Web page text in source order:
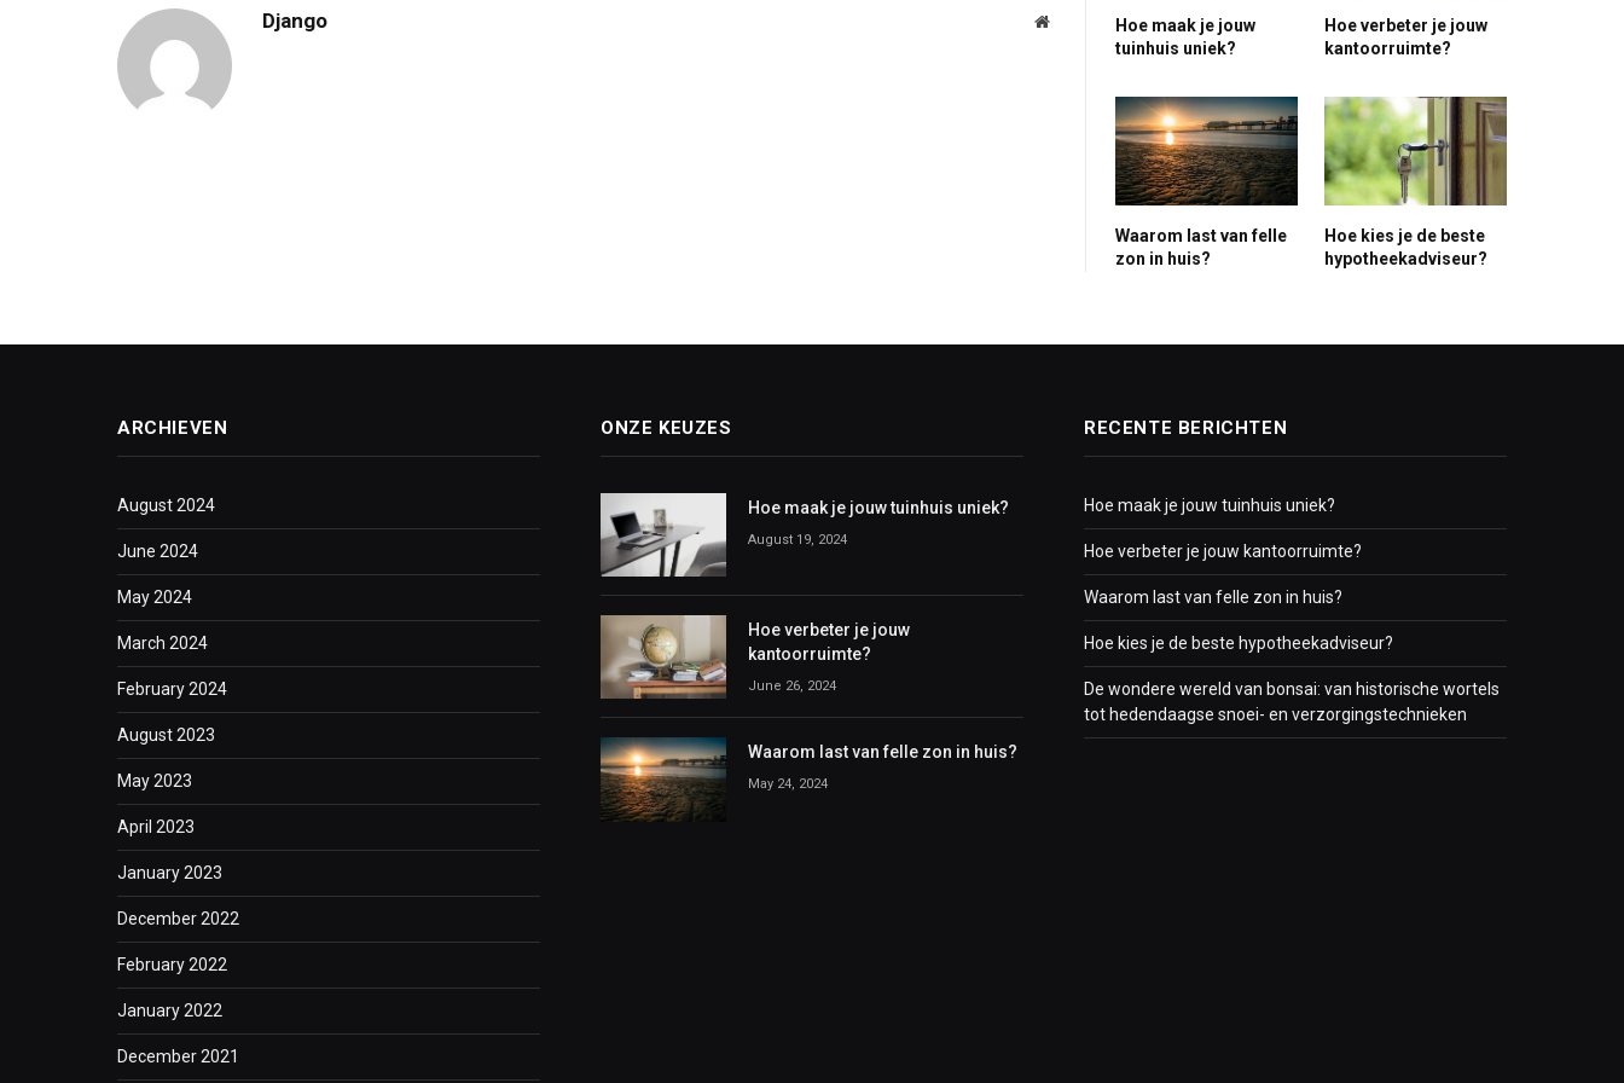
Django Website
Hoe maak je jouw
tuinhuis uniek?
Hoe verbeter je jouw
kantoorruimte?
Waarom last van felle
zon in huis?
Hoe kies je de beste
hypotheekadviseur?
ARCHIEVEN
August 2024
June 2024
May 2024
March 2024
February 2024
August 2023
May 2023
April 2023
January 2023
December 2022
February 2022
January 2022
December 2021
ONZE KEUZES
Hoe maak je jouw tuinhuis uniek?
August 19, 2024
Hoe verbeter je jouw
kantoorruimte?
June 26, 2024
Waarom last van felle zon in huis?
May 24, 2024
RECENTE BERICHTEN
Hoe maak je jouw tuinhuis uniek?
Hoe verbeter je jouw kantoorruimte?
Waarom last van felle zon in huis?
Hoe kies je de beste hypotheekadviseur?
De wondere wereld van bonsai: van historische wortels
tot hedendaagse snoei- en verzorgingstechnieken